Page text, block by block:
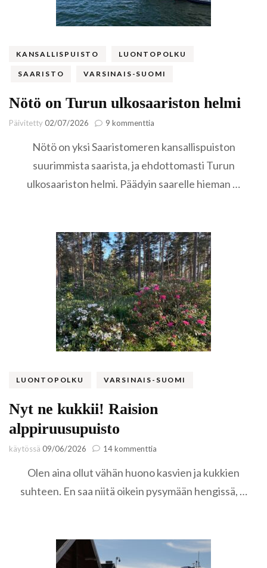
KANSALLISPUISTO LUONTOPOLKU
SAARISTO VARSINAIS-SUOMI
Nötö on Turun ulkosaariston helmi
Päivitetty02/07/2026 9 kommenttia
on
ulkosaariston
helmi
Nötö on yksi Saaristomeren kansallispuiston
suurimmista saarista, ja ehdottomasti Turun
ulkosaariston helmi. Päädyin saarelle hieman …
LUONTOPOLKU VARSINAIS-SUOMI
Nyt ne kukkii! Raision
alppiruusupuisto
käytössä 09/06/2026 14 kommenttia
ne
Raision
Olen aina ollut vähän huono kasvien ja kukkien
suhteen. En saa niitä oikein pysymään hengissä, …